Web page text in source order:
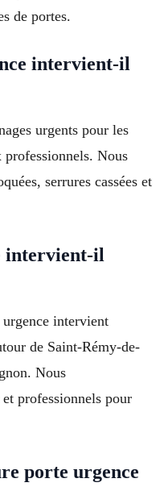
de portes.
intervient-il
urgents pour les
professionnels. Nous
serrures cassées et
intervient-il
intervient
de Saint-Rémy-de-
Nous
professionnels pour
porte urgence